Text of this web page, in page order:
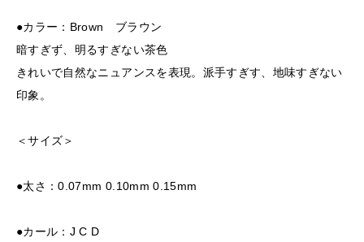
●カラー：Brown ブラウン
暗すぎず、明るすぎない茶色
きれいで自然なニュアンスを表現。派手すぎす、地味すぎない
印象。
＜サイズ＞
●太さ：0.07mm 0.10mm 0.15mm
●カール：J C D